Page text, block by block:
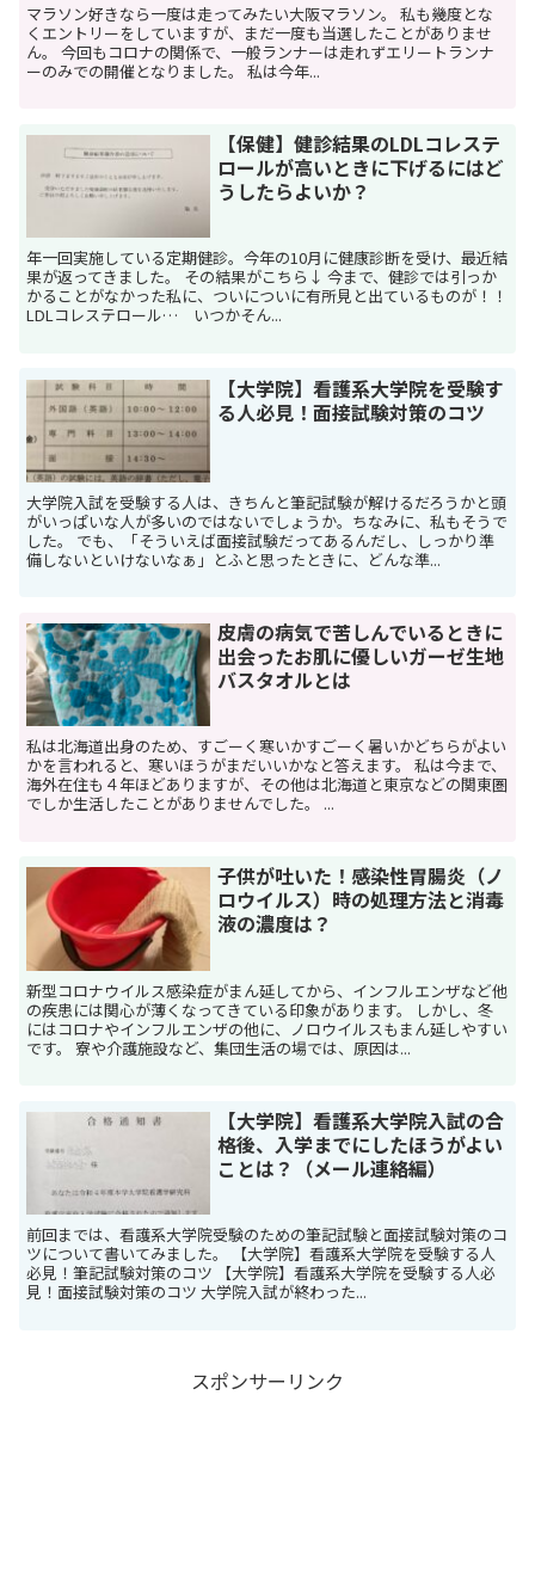
マラソン好きなら一度は走ってみたい大阪マラソン。 私も幾度とな
くエントリーをしていますが、まだ一度も当選したことがありませ
ん。 今回もコロナの関係で、一般ランナーは走れずエリートランナ
ーのみでの開催となりました。 私は今年...
【保健】健診結果のLDLコレステ
ロールが高いときに下げるにはど
うしたらよいか？
年一回実施している定期健診。今年の10月に健康診断を受け、最近結
果が返ってきました。 その結果がこちら↓ 今まで、健診では引っか
かることがなかった私に、ついについに有所見と出ているものが！！
LDLコレステロール… いつかそん...
【大学院】看護系大学院を受験す
る人必見！面接試験対策のコツ
大学院入試を受験する人は、きちんと筆記試験が解けるだろうかと頭
がいっぱいな人が多いのではないでしょうか。ちなみに、私もそうで
した。 でも、「そういえば面接試験だってあるんだし、しっかり準
備しないといけないなぁ」とふと思ったときに、どんな準...
皮膚の病気で苦しんでいるときに
出会ったお肌に優しいガーゼ生地
バスタオルとは
私は北海道出身のため、すごーく寒いかすごーく暑いかどちらがよい
かを言われると、寒いほうがまだいいかなと答えます。 私は今まで、
海外在住も４年ほどありますが、その他は北海道と東京などの関東圏
でしか生活したことがありませんでした。 ...
子供が吐いた！感染性胃腸炎（ノ
ロウイルス）時の処理方法と消毒
液の濃度は？
新型コロナウイルス感染症がまん延してから、インフルエンザなど他
の疾患には関心が薄くなってきている印象があります。 しかし、冬
にはコロナやインフルエンザの他に、ノロウイルスもまん延しやすい
です。 寮や介護施設など、集団生活の場では、原因は...
【大学院】看護系大学院入試の合
格後、入学までにしたほうがよい
ことは？（メール連絡編）
前回までは、看護系大学院受験のための筆記試験と面接試験対策のコ
ツについて書いてみました。 【大学院】看護系大学院を受験する人
必見！筆記試験対策のコツ 【大学院】看護系大学院を受験する人必
見！面接試験対策のコツ 大学院入試が終わった...
スポンサーリンク